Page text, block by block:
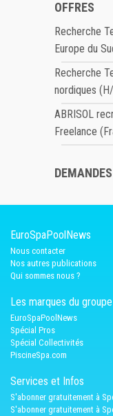
OFFRES
Recherche
Europe du
Recherche
nordiques
ABRISOL
Freelance
DEMANDES
EuroSpaPoolNews
Nous contacter
Nos autres publications
Qui sommes nous ?
Les marques du groupe
EuroSpaPoolNews
Spécial Pros
Spécial Collectivités
PiscineSpa.com
Services et Infos
S'abonner gratuitement à
S'abonner gratuitement à